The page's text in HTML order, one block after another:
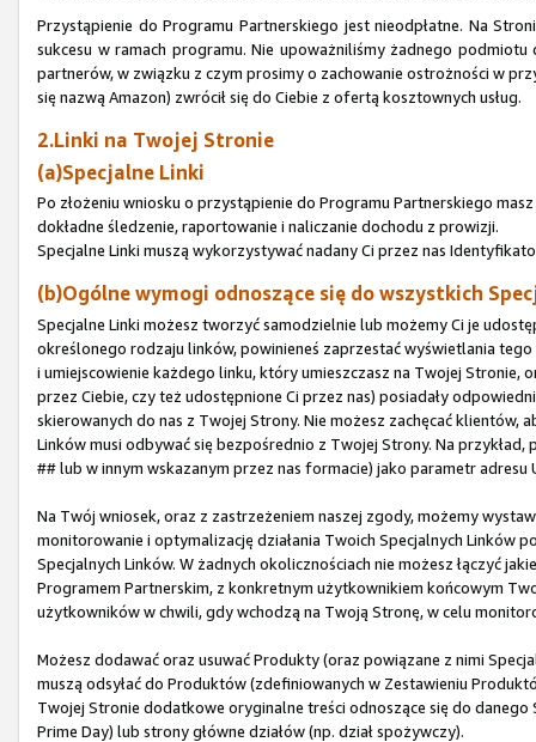
Przystąpienie do Programu Partnerskiego jest nieodpłatne. Na
sukcesu w ramach programu. Nie upoważniliśmy żadnego
partnerów, w związku z czym prosimy o zachowanie ostrożności w
się nazwą Amazon) zwrócił się do Ciebie z ofertą kosztownych usług.
2.Linki na Twojej Stronie
(a)Specjalne Linki
Po złożeniu wniosku o przystąpienie do Programu Partnerskiego
dokładne śledzenie, raportowanie i naliczanie dochodu z prowizji.
Specjalne Linki muszą wykorzystywać nadany Ci przez nas
(b)Ogólne wymogi odnoszące się do wszystkich
Specjalne Linki możesz tworzyć samodzielnie lub możemy Ci je
określonego rodzaju linków, powinieneś zaprzestać wyświetlania
i umiejscowienie każdego linku, który umieszczasz na Twojej Stronie,
przez Ciebie, czy też udostępnione Ci przez nas) posiadały
skierowanych do nas z Twojej Strony. Nie możesz zachęcać klientów,
Linków musi odbywać się bezpośrednio z Twojej Strony. Na
## lub w innym wskazanym przez nas formacie) jako parametr
Na Twój wniosek, oraz z zastrzeżeniem naszej zgody, możemy
monitorowanie i optymalizację działania Twoich Specjalnych Linków
Specjalnych Linków. W żadnych okolicznościach nie możesz łączyć
Programem Partnerskim, z konkretnym użytkownikiem końcowym
użytkowników w chwili, gdy wchodzą na Twoją Stronę, w celu
Możesz dodawać oraz usuwać Produkty (oraz powiązane z nimi
muszą odsyłać do Produktów (zdefiniowanych w Zestawieniu
Twojej Stronie dodatkowe oryginalne treści odnoszące się do
Prime Day) lub strony główne działów (np. dział spożywczy).